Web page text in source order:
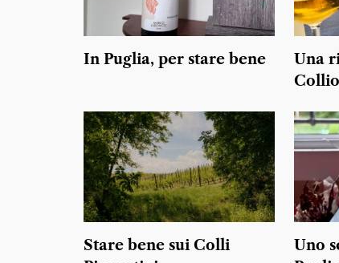
In Puglia, per stare bene
Una
Collio
Stare bene sui Colli
Uno